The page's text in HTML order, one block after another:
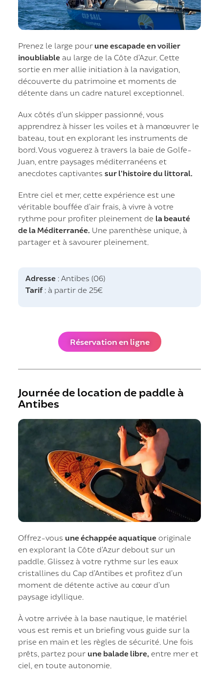
Prenez le large pour une escapade en voilier
inoubliable au large de la Côte d’Azur. Cette
sortie en mer allie initiation à la navigation,
découverte du patrimoine et moments de
détente dans un cadre naturel exceptionnel.
Aux côtés d’un skipper passionné, vous
apprendrez à hisser les voiles et à manœuvrer le
bateau, tout en explorant les instruments de
bord. Vous voguerez à travers la baie de Golfe-
Juan, entre paysages méditerranéens et
anecdotes captivantessur l’histoire du littoral.
Entre ciel et mer, cette expérience est une
véritable bouffée d’air frais, à vivre à votre
rythme pour profiter pleinement de la beauté
de la Méditerranée. Une parenthèse unique, à
partager et à savourer pleinement.
Adresse : Antibes (06)
Tarif: à partir de 25€
Réservation en ligne
Journée de location de paddle à
Antibes
Offrez-vous une échappée aquatique originale
en explorant la Côte d’Azur debout sur un
paddle. Glissez à votre rythme sur les eaux
cristallines du Cap d’Antibes et profitez d’un
moment de détente active au cœur d’un
paysage idyllique.
À votre arrivée à la base nautique, le matériel
vous est remis et un briefing vous guide sur la
prise en main et les règles de sécurité. Une fois
prêts, partez pour une balade libre, entre mer et
ciel, en toute autonomie.